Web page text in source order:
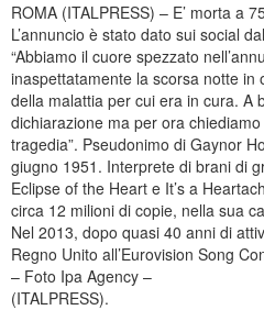
ROMA (ITALPRESS) – E’ morta a
L’annuncio è stato dato sui social
“Abbiamo il cuore spezzato
inaspettatamente la scorsa notte in
della malattia per cui era in cura. A
dichiarazione ma per ora
tragedia”. Pseudonimo di Gaynor
giugno 1951. Interprete di brani di
Eclipse of the Heart e It’s a
circa 12 milioni di copie, nella sua
Nel 2013, dopo quasi 40 anni di
Regno Unito all’Eurovision Song
– Foto Ipa Agency –
(ITALPRESS).